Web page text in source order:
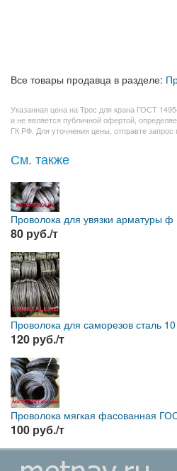
Все товары продавца в разделе:
Указанная цена на Трос для крана ГОСТ
и не является публичной офертой,
ГК РФ. Для уточнения цены, отправте запрос
См. также
Проволока для увязки арматуры
80 руб./т
Проволока для саморезов сталь 10
120 руб./т
Проволока мягкая фасованная
100 руб./т